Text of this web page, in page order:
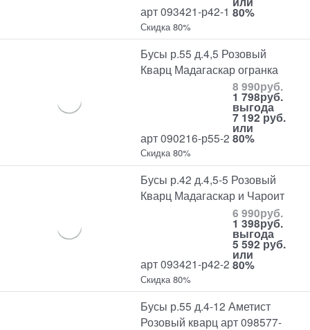
арт 093421-р42-1 80%
Скидка 80%
Бусы р.55 д.4,5 Розовый
Кварц Мадагаскар огранка
арт 090216-р55-2
8 990руб.
1 798руб.
выгода
7 192 руб.
или
80%
Скидка 80%
Бусы р.42 д.4,5-5 Розовый
Кварц Мадагаскар и Чароит
арт 093421-р42-2
6 990руб.
1 398руб.
выгода
5 592 руб.
или
80%
Скидка 80%
Бусы р.55 д.4-12 Аметист
Розовый кварц арт 098577-